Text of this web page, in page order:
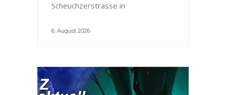
Scheuchzerstrasse in
6. August 2026